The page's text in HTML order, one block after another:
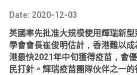
Date: 2020-12-03
英國率先批准大規模使用輝瑞新
學會會長崔俊明估計，香港難以
港最快2021年中旬獲得疫苗，會
民打針。輝瑞疫苗團隊伙伴之一